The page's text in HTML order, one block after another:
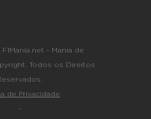
- Mania de
Todos os Direitos
de Privacidade
-